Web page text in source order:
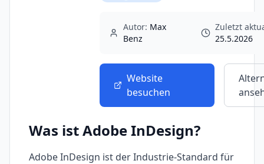
Autor: Max
Benz
Zuletzt
25.5.2026
Website
besuchen
Was istAdobe InDesign?
Adobe InDesign ist der Industrie-Standard für